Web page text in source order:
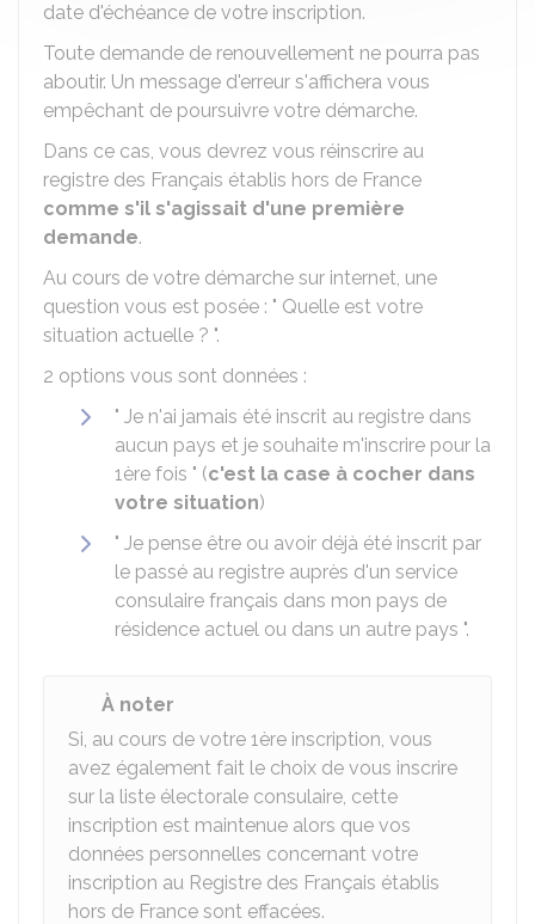
date d'échéance de votre inscription.
Toute demande de renouvellement ne pourra pas
aboutir. Un message d'erreur s'affichera vous
empêchant de poursuivre votre démarche.
Dans ce cas, vous devrez vous réinscrire au
registre des Français établis hors de France
comme s'il s'agissait d'une première
demande.
Au cours de votre démarche sur internet, une
question vous est posée : " Quelle est votre
situation actuelle ? ".
2 options vous sont données :
" Je n'ai jamais été inscrit au registre dans
aucun pays et je souhaite m'inscrire pour la
1ère fois " (c'est la case à cocher dans
votre situation)
" Je pense être ou avoir déjà été inscrit par
le passé au registre auprès d'un service
consulaire français dans mon pays de
résidence actuel ou dans un autre pays ".
À noter
Si, au cours de votre 1ère inscription, vous
avez également fait le choix de vous inscrire
sur la liste électorale consulaire, cette
inscription est maintenue alors que vos
données personnelles concernant votre
inscription au Registre des Français établis
hors de France sont effacées.